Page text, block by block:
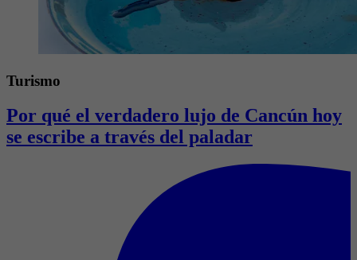
Turismo
Por qué el verdadero lujo de Cancún hoy
se escribe a través del paladar